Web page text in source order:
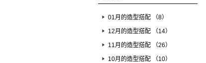
01月的造型搭配 （8）
12月的造型搭配 （14）
11月的造型搭配 （26）
10月的造型搭配 （10）